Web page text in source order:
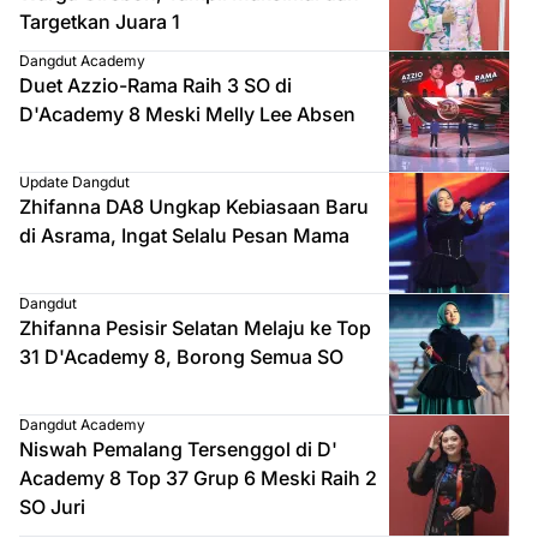
Targetkan Juara 1
Dangdut Academy
Duet Azzio-Rama Raih 3 SO di
D'Academy 8 Meski Melly Lee Absen
Update Dangdut
Zhifanna DA8 Ungkap Kebiasaan Baru
di Asrama, Ingat Selalu Pesan Mama
Dangdut
Zhifanna Pesisir Selatan Melaju ke Top
31 D'Academy 8, Borong Semua SO
Dangdut Academy
Niswah Pemalang Tersenggol di D'
Academy 8 Top 37 Grup 6 Meski Raih 2
SO Juri